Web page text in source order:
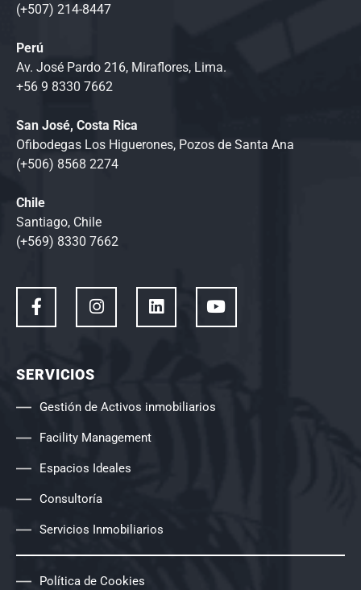
(+507) 214-8447
Perú
Av. José Pardo 216, Miraflores, Lima.
+56 9 8330 7662
San José, Costa Rica
Ofibodegas Los Higuerones, Pozos de Santa Ana
(+506) 8568 2274
Chile
Santiago, Chile
(+569) 8330 7662
SERVICIOS
Gestión de Activos inmobiliarios
Facility Management
Espacios Ideales
Consultoría
Servicios Inmobiliarios
Política de Cookies